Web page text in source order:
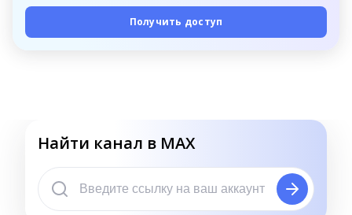
Получить доступ
Найти канал в MAX